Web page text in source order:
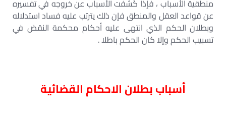
منطقية الأسباب ، فإذا كُشفت الأسباب عن خروجه في تفسيره
عن قواعد العقل والمنطق فإن ذلك يترتب عليه فساد استدلاله
وبطلان الحكم الذي انتهى عليه أحكام محكمة النقض في
تسبيب الحكم وإلا كان الحكم باطلا .
أسباب بطلان الاحكام القضائية